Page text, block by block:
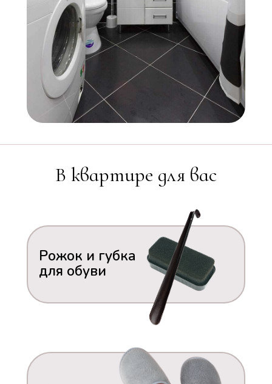
В квартире для вас
Рожок и губка
для обуви